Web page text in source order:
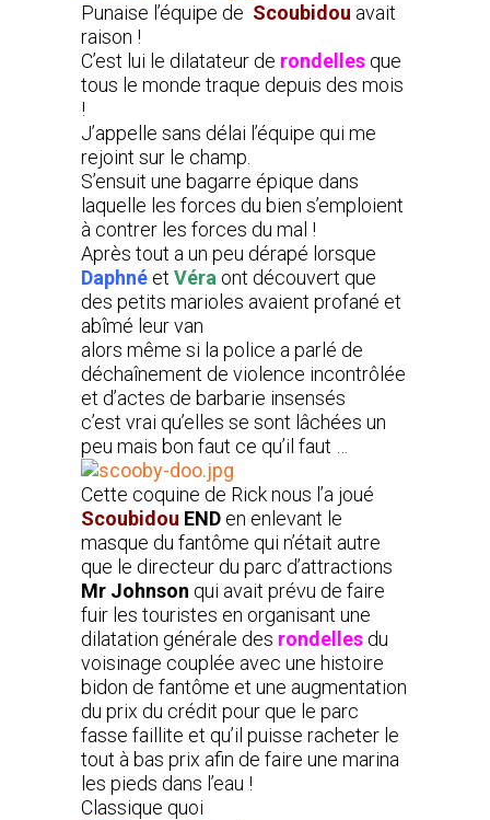
Punaise l’équipe de Scoubidou avait
raison !
C’est lui le dilatateur de rondelles que
tous le monde traque depuis des mois
!
J’appelle sans délai l’équipe qui me
rejoint sur le champ.
S’ensuit une bagarre épique dans
laquelle les forces du bien s’emploient
à contrer les forces du mal !
Après tout a un peu dérapé lorsque
Daphné et Véra ont découvert que
des petits marioles avaient profané et
abîmé leur van
alors même si la police a parlé de
déchaînement de violence incontrôlée
et d’actes de barbarie insensés
c’est vrai qu’elles se sont lâchées un
peu mais bon faut ce qu’il faut …
Cette coquine de Rick nous l’a joué
Scoubidou END en enlevant le
masque du fantôme qui n’était autre
que le directeur du parc d’attractions
Mr Johnson qui avait prévu de faire
fuir les touristes en organisant une
dilatation générale des rondelles du
voisinage couplée avec une histoire
bidon de fantôme et une augmentation
du prix du crédit pour que le parc
fasse faillite et qu’il puisse racheter le
tout à bas prix afin de faire une marina
les pieds dans l’eau !
Classique quoi